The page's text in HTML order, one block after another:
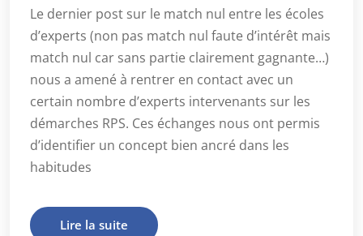
Le dernier post sur le match nul entre les écoles
d’experts (non pas match nul faute d’intérêt mais
match nul car sans partie clairement gagnante…)
nous a amené à rentrer en contact avec un
certain nombre d’experts intervenants sur les
démarches RPS. Ces échanges nous ont permis
d’identifier un concept bien ancré dans les
habitudes
Lire la suite